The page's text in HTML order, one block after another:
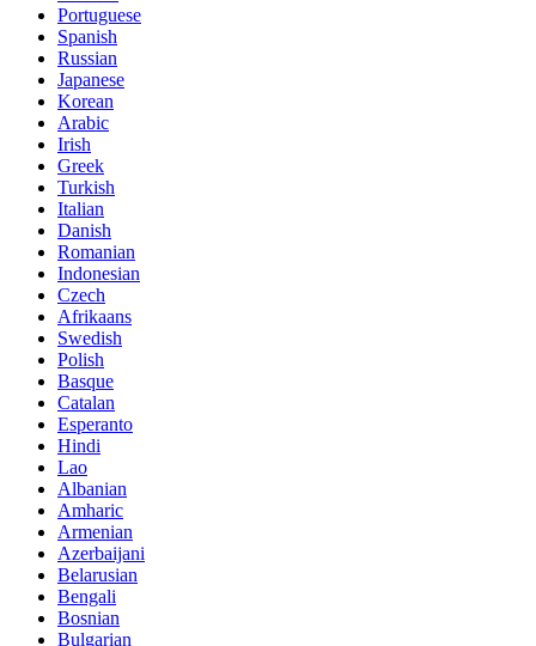
Portuguese
Spanish
Russian
Japanese
Korean
Arabic
Irish
Greek
Turkish
Italian
Danish
Romanian
Indonesian
Czech
Afrikaans
Swedish
Polish
Basque
Catalan
Esperanto
Hindi
Lao
Albanian
Amharic
Armenian
Azerbaijani
Belarusian
Bengali
Bosnian
Bulgarian